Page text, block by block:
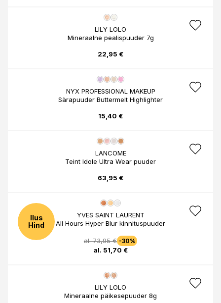
LILY LOLO
Mineraalne pealispuuder 7g
22,95 €
NYX PROFESSIONAL MAKEUP
Särapuuder Buttermelt Highlighter
15,40 €
LANCOME
Teint Idole Ultra Wear puuder
63,95 €
Ilus
Hind
YVES SAINT LAURENT
All Hours Hyper Blur kinnituspuuder
al. 73,95 € -30%
al. 51,70 €
LILY LOLO
Mineraalne päikesepuuder 8g